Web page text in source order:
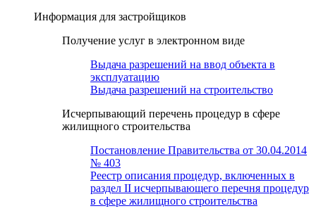
Информация для застройщиков
Получение услуг в электронном виде
Выдача разрешений на ввод объекта в
эксплуатацию
Выдача разрешений на строительство
Исчерпывающий перечень процедур в сфере
жилищного строительства
Постановление Правительства от 30.04.2014
№ 403
Реестр описания процедур, включенных в
раздел II исчерпывающего перечня процедур
в сфере жилищного строительства